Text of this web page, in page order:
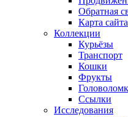
Обратная
Карта сайта
Коллекции
Курьёзы
Транспорт
Кошки
Фрукты
Ссылки
Исследования